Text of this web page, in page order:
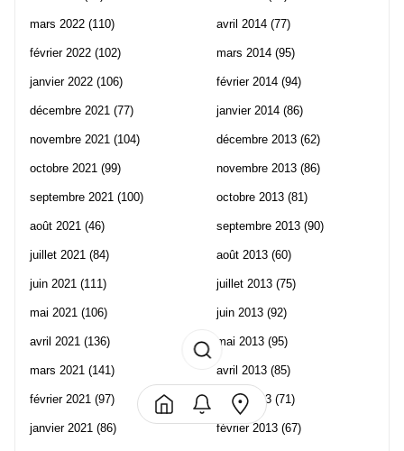
mars 2022 (110)
février 2022 (102)
janvier 2022 (106)
décembre 2021 (77)
novembre 2021 (104)
octobre 2021 (99)
septembre 2021 (100)
août 2021 (46)
juillet 2021 (84)
juin 2021 (111)
mai 2021 (106)
avril 2021 (136)
mars 2021 (141)
février 2021 (97)
janvier 2021 (86)
avril 2014 (77)
mars 2014 (95)
février 2014 (94)
janvier 2014 (86)
décembre 2013 (62)
novembre 2013 (86)
octobre 2013 (81)
septembre 2013 (90)
août 2013 (60)
juillet 2013 (75)
juin 2013 (92)
mai 2013 (95)
avril 2013 (85)
mars 2013 (71)
février 2013 (67)